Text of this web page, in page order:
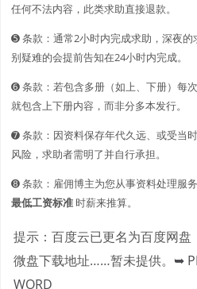
任何不法内容，此类求助直接退款。
➎ 条款：通常2小时内完成求助，深夜
别疑难的会提前告知在24小时内完成。
➏ 条款：若包含多册（如上、下册）每
就包含上下册内容，而非分多本发行。
➐ 条款：因资料保存年代久远、或受当
风险，求助者需明了并自行承担。
➑ 条款：雇佣博主为您从事资料处理服
最低工资标准时薪来推算。
提示：百度云已更名为百度网盘
微盘下载地址……暂未提供。 ➥
WORD